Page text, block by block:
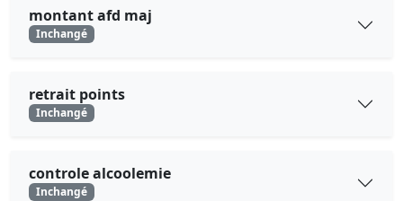
montant afd maj
Inchangé
retrait points
Inchangé
controle alcoolemie
Inchangé